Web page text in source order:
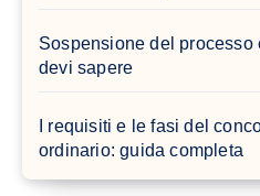
Sospensione del
devi sapere
I requisiti e le fasi del
ordinario: guida completa